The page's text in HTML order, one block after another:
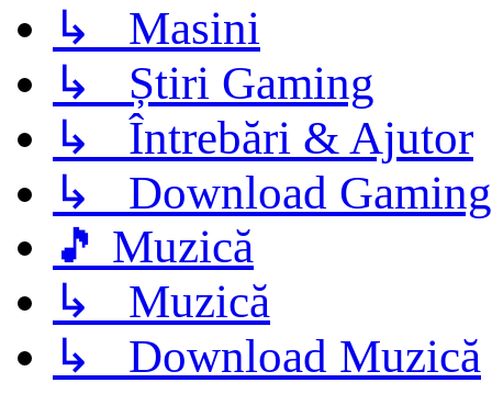
↳ Masini
↳ Știri Gaming
↳ Întrebări & Ajutor
↳ Download Gaming
🎵 Muzică
↳ Muzică
↳ Download Muzică